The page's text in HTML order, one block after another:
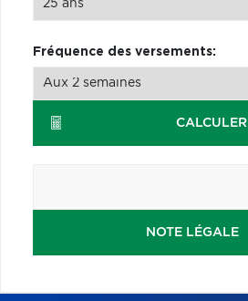
Fréquence des versements:
CALCULER
NOTE LÉGALE